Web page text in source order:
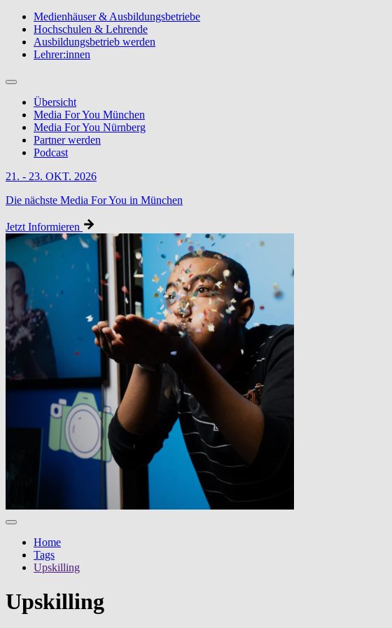
Medienhäuser & Ausbildungsbetriebe
Hochschulen & Lehrende
Ausbildungsbetrieb werden
Lehrer:innen
Übersicht
Media For You München
Media For You Nürnberg
Partner werden
Podcast
21. - 23. OKT. 2026
Die nächste Media For You in München
Jetzt Informieren
Home
Tags
Upskilling
Upskilling